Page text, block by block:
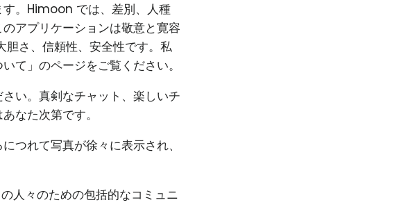
す。Himoon では、差別、人種
アプリケーションは敬意と寛容
さ、信頼性、安全性です。私
て」のページをご覧ください。
い。真剣なチャット、楽しいチ
なた次第です。
つれて写真が徐々に表示され、
人々のための包括的なコミュニ